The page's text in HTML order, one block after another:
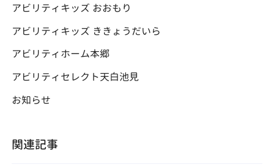
アビリティキッズ おおもり
アビリティキッズ ききょうだいら
アビリティホーム本郷
アビリティセレクト天白池見
お知らせ
関連記事